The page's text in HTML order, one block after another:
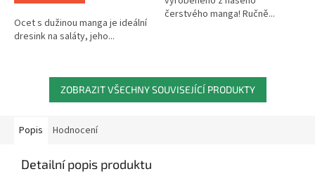
Ocet s dužinou manga je ideální
dresink na saláty, jeho...
čerstvého manga! Ručně...
ZOBRAZIT VŠECHNY SOUVISEJÍCÍ PRODUKTY
Popis Hodnocení
Detailní popis produktu